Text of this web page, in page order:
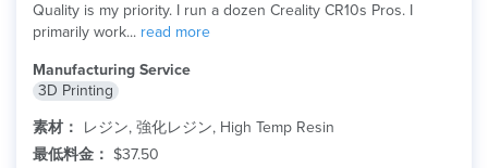
Quality is my priority. I run a dozen Creality CR10s Pros. I
primarily work... read more
Manufacturing Service
3D Printing
素材：
レジン, 強化レジン, High Temp Resin
最低料金： $37.50